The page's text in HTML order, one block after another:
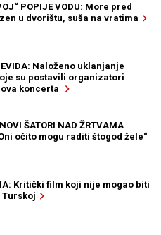
POPIJE VODU: More pred
u dvorištu, suša na vratima
Naloženo uklanjanje
su postavili organizatori
koncerta
ŠATORI NAD ŽRTVAMA
očito mogu raditi štogod žele“
Kritički film koji nije mogao biti
Turskoj